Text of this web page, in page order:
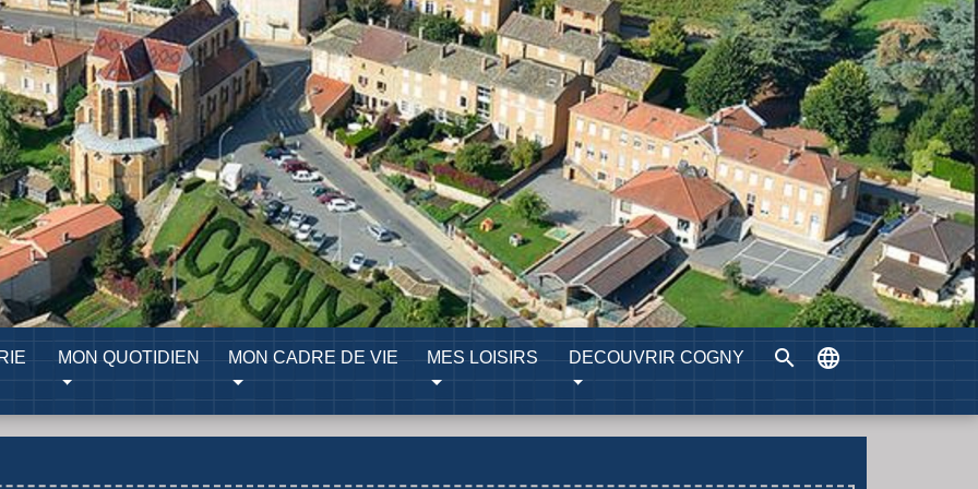
MON QUOTIDIEN MON CADRE DE VIE MES LOISIRS DECOUVRIR COGNY search language